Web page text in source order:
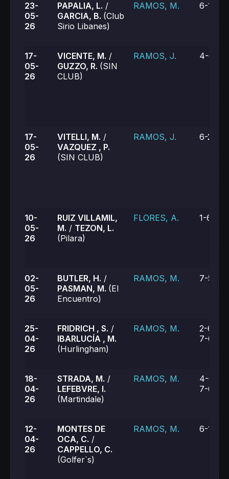
23-
05-
26
PAPALIA, L. /
GARCIA, B. (Club
Sirio Libanes)
RAMOS, M. 6-1, 6-
17-
05-
26
VICENTE, M. /
GUZZO, R. (SIN
CLUB)
RAMOS, J. 4-6, 0-
17-
05-
26
VITELLI, M. /
VAZQUEZ , P.
(SIN CLUB)
RAMOS, J. 6-2, 6-1
10-
05-
26
RUIZ VILLAMIL,
M. / TEZON, L.
(Pilara)
FLORES, A. 1-6, 0-
02-
05-
26
BUTLER, H. /
PASMAN, M. (El
Encuentro)
RAMOS, M. 7-5, 7-
25-
04-
26
FRIDRICH , S. /
IBARLUCÍA , M.
(Hurlingham)
RAMOS, M.
2-6, 7-
7-6
18-
04-
26
STRADA, M. /
LEFEBVRE, I.
(Martindale)
RAMOS, M.
4-6, 7-
7-6 (6)
12-
04-
26
MONTES DE
OCA, C. /
CAPPELLO, C.
(Golfer`s)
RAMOS, M. 6-1, 6-1